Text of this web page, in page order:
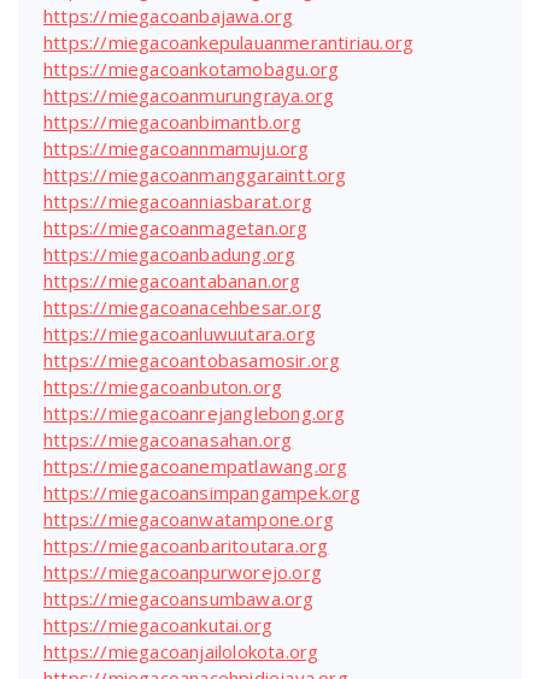
https://miegacoanbajawa.org
https://miegacoankepulauanmerantiriau.org
https://miegacoankotamobagu.org
https://miegacoanmurungraya.org
https://miegacoanbimantb.org
https://miegacoannmamuju.org
https://miegacoanmanggaraintt.org
https://miegacoanniasbarat.org
https://miegacoanmagetan.org
https://miegacoanbadung.org
https://miegacoantabanan.org
https://miegacoanacehbesar.org
https://miegacoanluwuutara.org
https://miegacoantobasamosir.org
https://miegacoanbuton.org
https://miegacoanrejanglebong.org
https://miegacoanasahan.org
https://miegacoanempatlawang.org
https://miegacoansimpangampek.org
https://miegacoanwatampone.org
https://miegacoanbaritoutara.org
https://miegacoanpurworejo.org
https://miegacoansumbawa.org
https://miegacoankutai.org
https://miegacoanjailolokota.org